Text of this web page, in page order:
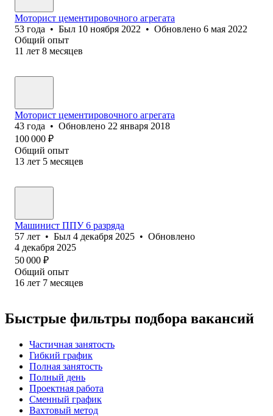
Моторист цементировочного агрегата
53 года • Был 10 ноября 2022 • Обновлено 6 мая 2022
Общий опыт
11 лет 8 месяцев
Моторист цементировочного агрегата
43 года • Обновлено 22 января 2018
100 000 ₽
Общий опыт
13 лет 5 месяцев
Машинист ППУ 6 разряда
57 лет • Был 4 декабря 2025 • Обновлено
4 декабря 2025
50 000 ₽
Общий опыт
16 лет 7 месяцев
Быстрые фильтры подбора вакансий
Частичная занятость
Гибкий график
Полная занятость
Полный день
Проектная работа
Сменный график
Вахтовый метод